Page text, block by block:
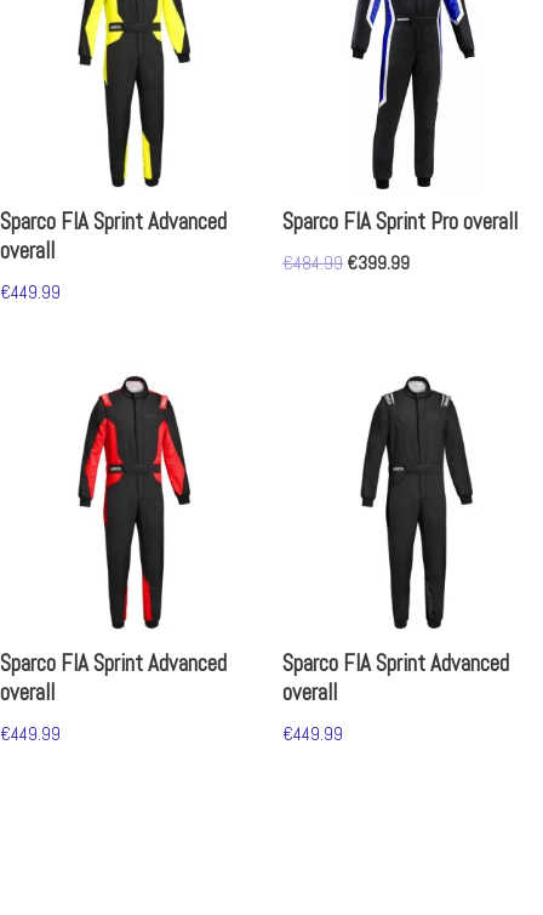
Sparco FIA Sprint Advanced
overall
€449.99
Sparco FIA Sprint Pro overall
€484.99 €399.99
Sparco FIA Sprint Advanced
overall
€449.99
Sparco FIA Sprint Advanced
overall
€449.99